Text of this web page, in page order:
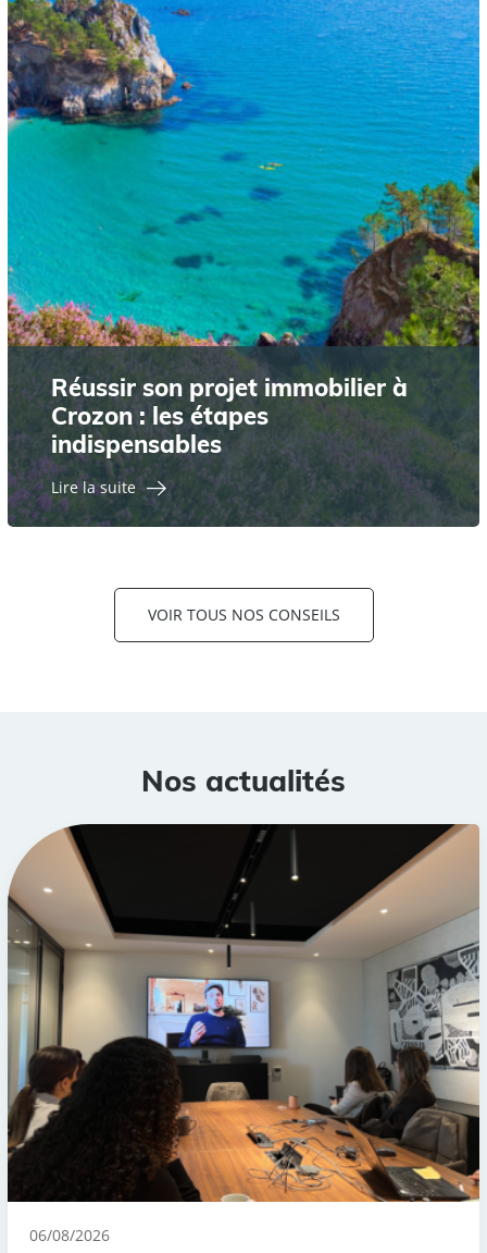
Réussir son projet immobilier à
Crozon : les étapes
indispensables
Lire la suite
VOIR TOUS NOS CONSEILS
Nos actualités
06/08/2026